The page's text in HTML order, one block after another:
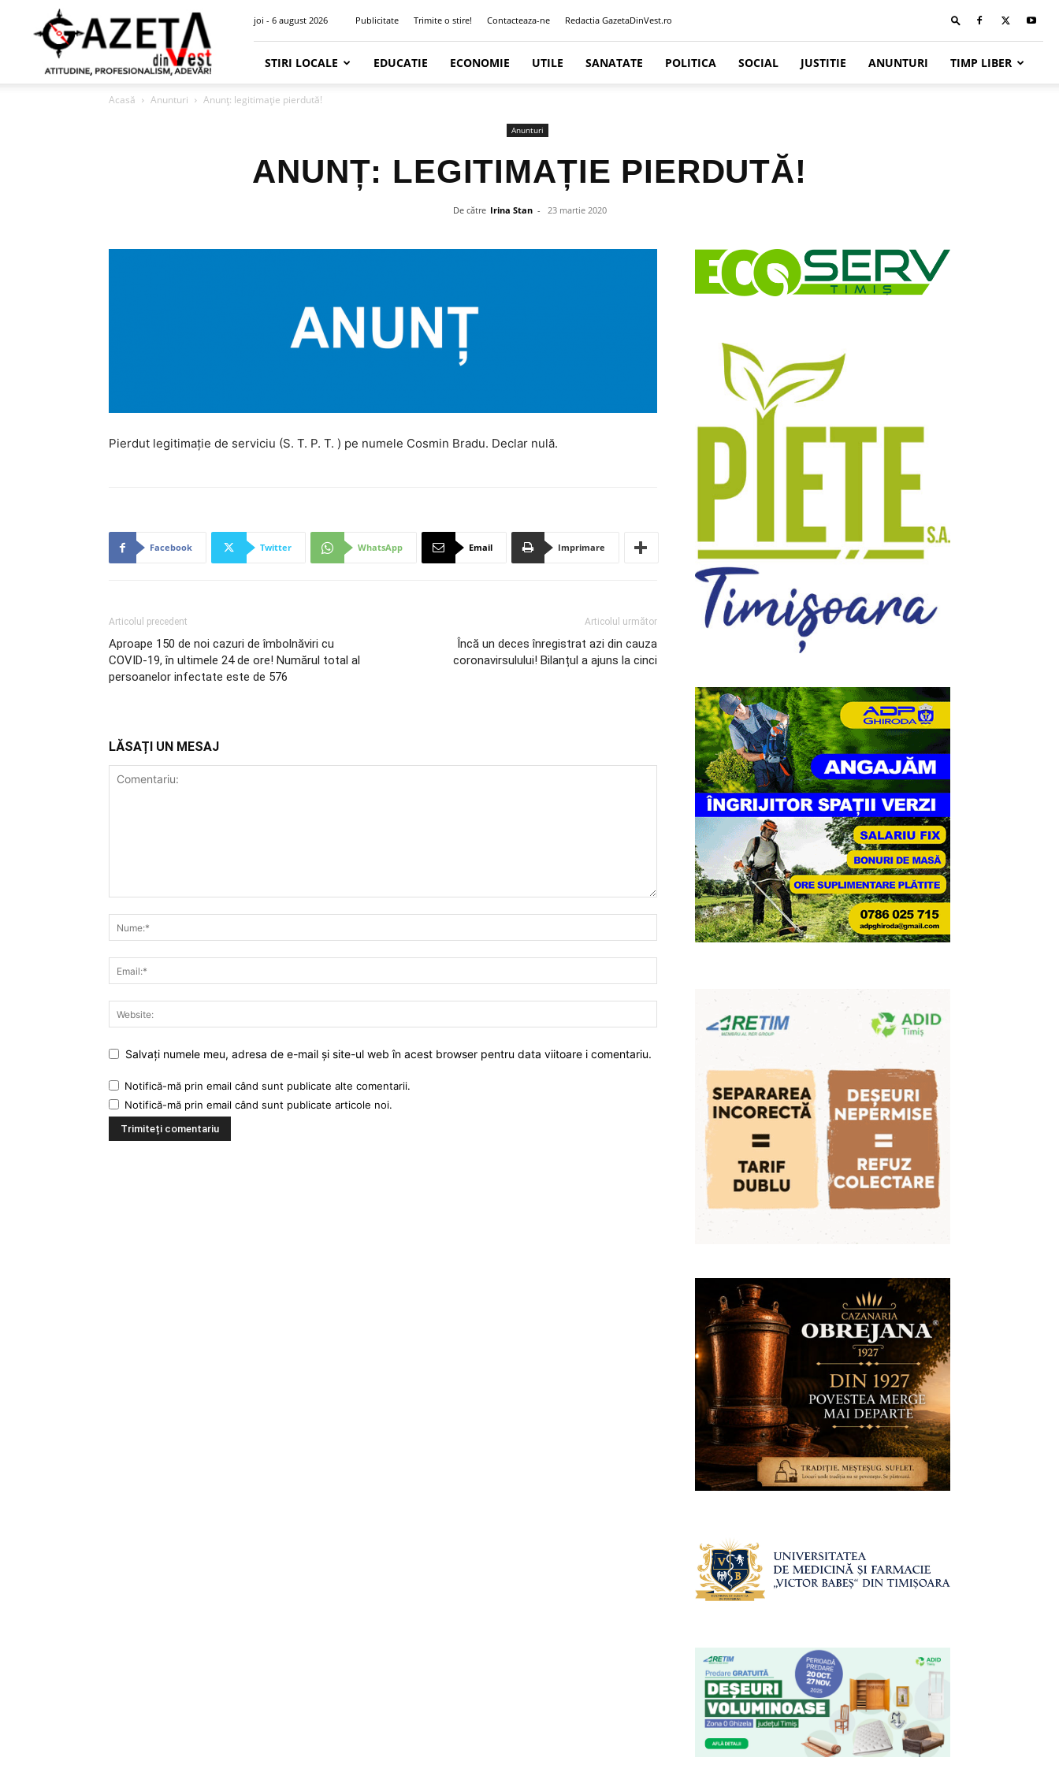
Gazeta
din
Vest
joi - 6 august 2026 Publicitate Trimite o stire! Contacteaza-ne Redactia GazetaDinVest.ro
STIRI LOCALE EDUCATIE ECONOMIE UTILE SANATATE POLITICA SOCIAL JUSTITIE ANUNTURI TIMP LIBER
Acasă Anunturi Anunț: legitimație pierdută!
Anunturi
ANUNȚ: LEGITIMAȚIE PIERDUTĂ!
De către Irina Stan - 23 martie 2020
Pierdut legitimație de serviciu (S. T. P. T. ) pe numele Cosmin Bradu. Declar nulă.
Facebook Twitter WhatsApp Email Imprimare
Articolul precedent
Aproape 150 de noi cazuri de îmbolnăviri cu
COVID-19, în ultimele 24 de ore! Numărul total al
persoanelor infectate este de 576
Articolul următor
Încă un deces înregistrat azi din cauza
coronavirsulului! Bilanțul a ajuns la cinci
LĂSAȚI UN MESAJ
Salvați numele meu, adresa de e-mail și site-ul web în acest browser pentru data viitoare i comentariu.
Notifică-mă prin email când sunt publicate alte comentarii.
Notifică-mă prin email când sunt publicate articole noi.